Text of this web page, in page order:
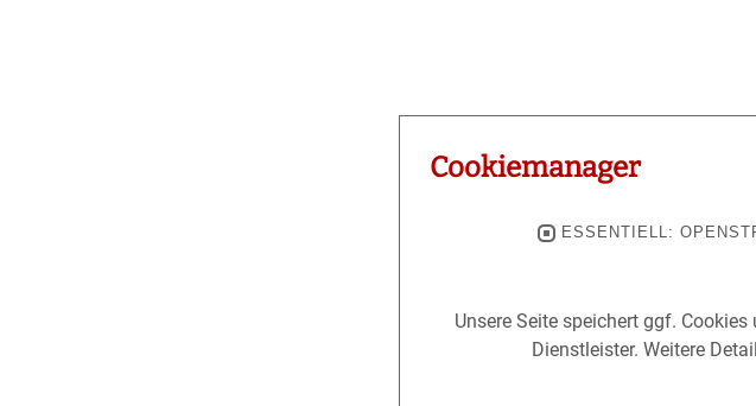
Cookiemanager
ESSENTIELL:
Unsere Seite speichert ggf.
Dienstleister. Weitere